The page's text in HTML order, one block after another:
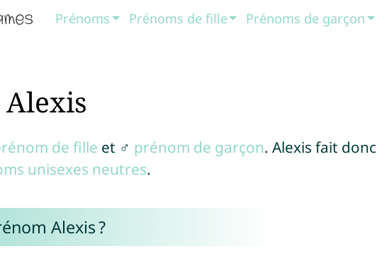
Prénoms Prénoms de fille Prénoms de garçon
de fille et ♂ prénom de garçon. Alexis fait donc
unisexes neutres.
Alexis ?